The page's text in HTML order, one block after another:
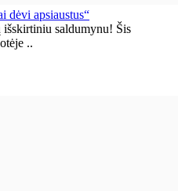
dėvi apsiaustus“
saldumynu! Šis
..